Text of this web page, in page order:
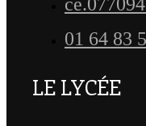
01 64 83
LE LYCÉE